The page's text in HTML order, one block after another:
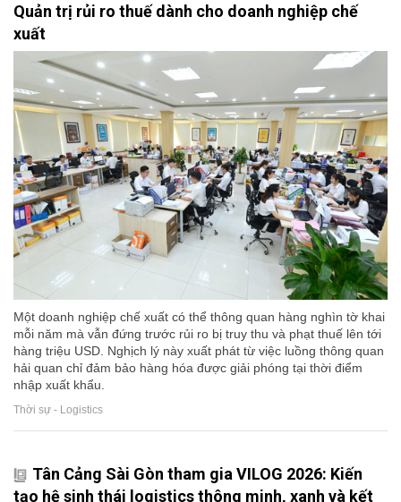
Quản trị rủi ro thuế dành cho doanh nghiệp chế
xuất
Một doanh nghiệp chế xuất có thể thông quan hàng nghìn tờ khai
mỗi năm mà vẫn đứng trước rủi ro bị truy thu và phạt thuế lên tới
hàng triệu USD. Nghịch lý này xuất phát từ việc luồng thông quan
hải quan chỉ đảm bảo hàng hóa được giải phóng tại thời điểm
nhập xuất khẩu.
Thời sự - Logistics
Tân Cảng Sài Gòn tham gia VILOG 2026: Kiến
tạo hệ sinh thái logistics thông minh, xanh và kết